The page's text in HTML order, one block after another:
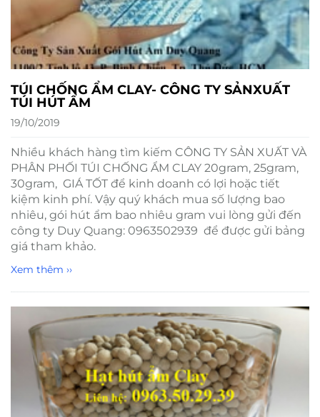
TÚI CHỐNG ẨM CLAY- CÔNG TY SẢNXUẤT
TÚI HÚT ẨM
19/10/2019
Nhiều khách hàng tìm kiếm CÔNG TY SẢN XUẤT VÀ
PHÂN PHỐI TÚI CHỐNG ẨM CLAY 20gram, 25gram,
30gram, GIÁ TỐT để kinh doanh có lợi hoặc tiết
kiệm kinh phí. Vậy quý khách mua số lượng bao
nhiêu, gói hút ẩm bao nhiêu gram vui lòng gửi đến
công ty Duy Quang: 0963502939 để được gửi bảng
giá tham khảo.
Xem thêm ››